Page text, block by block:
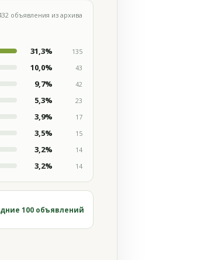
объявления из архива
31,3%
135
10,0%
43
9,7%
42
5,3%
23
3,9%
17
3,5%
15
3,2%
14
3,2% 14
100 объявлений